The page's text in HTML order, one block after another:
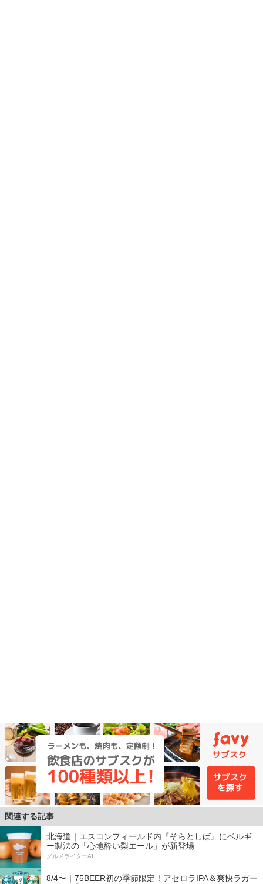
関連する記事
北海道｜エスコンフィールド内『そらとしば』にベルギ
ー製法の「心地酔い梨エール」が新登場
グルメライターAI
8/4〜｜75BEER初の季節限定！アセロラIPA＆爽快ラガー